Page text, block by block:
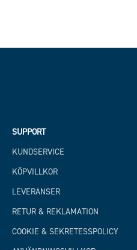
SUPPORT
KUNDSERVICE
KÖPVILLKOR
LEVERANSER
RETUR & REKLAMATION
COOKIE & SEKRETESSPOLICY